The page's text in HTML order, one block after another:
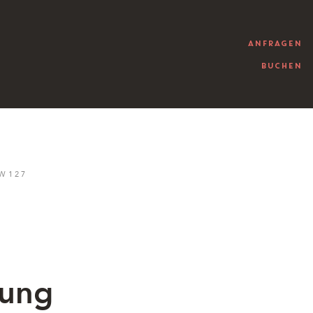
ANFRAGEN
BUCHEN